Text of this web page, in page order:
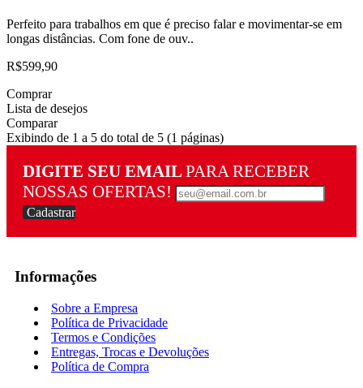
Perfeito para trabalhos em que é preciso falar e movimentar-se em
longas distâncias. Com fone de ouv..
R$599,90
Comprar
Lista de desejos
Comparar
Exibindo de 1 a 5 do total de 5 (1 páginas)
DIGITE SEU EMAIL PARA RECEBER
NOSSAS OFERTAS!
Cadastrar
Informações
Sobre a Empresa
Política de Privacidade
Termos e Condições
Entregas, Trocas e Devoluções
Política de Compra